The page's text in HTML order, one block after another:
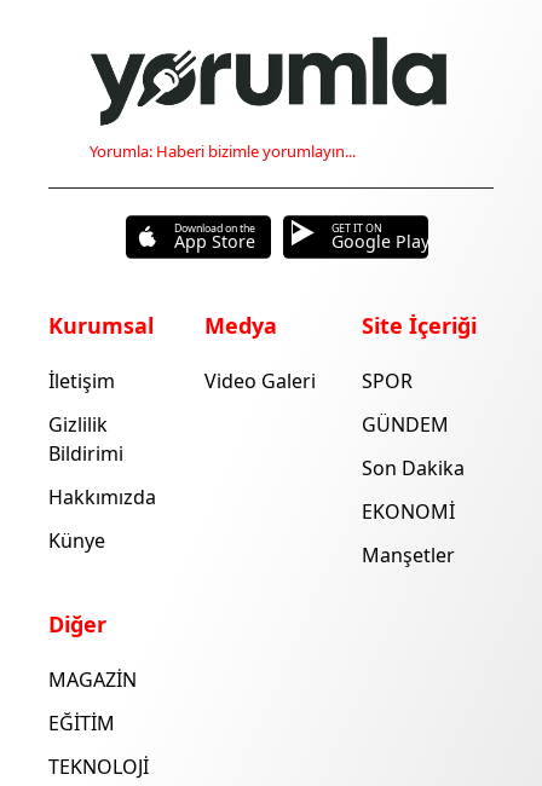
Yorumla: Haberi bizimle yorumlayın...
Download on the
App Store
GET IT ON
Google Play
Kurumsal
İletişim
Gizlilik
Bildirimi
Hakkımızda
Künye
Medya
Video Galeri
Site İçeriği
SPOR
GÜNDEM
Son Dakika
EKONOMİ
Manşetler
Diğer
MAGAZİN
EĞİTİM
TEKNOLOJİ